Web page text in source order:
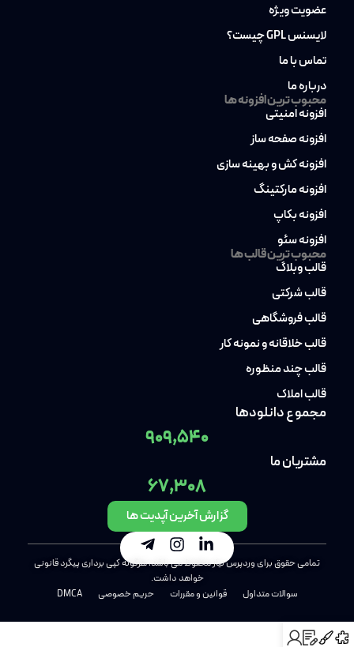
عضویت ویژه
لایسنس GPL چیست؟
تماس با ما
درباره ما
محبوب ترین افزونه ها
افزونه امنیتی
افزونه صفحه ساز
افزونه کش و بهینه سازی
افزونه مارکتینگ
افزونه بکاپ
افزونه سئو
محبوب ترین قالب ها
قالب وبلاگ
قالب شرکتی
قالب فروشگاهی
قالب خلاقانه و نمونه کار
قالب چند منظوره
قالب املاک
مجموع دانلودها
909,540
مشتریان ما
67,308
گزارش آخرین آپدیت ها
تمامی حقوق برای وردپرس نیاز محفوظ می باشد، هرگونه کپی برداری پیگرد قانونی
خواهد داشت.
سوالات متداول
قوانین و مقررات حریم خصوصی DMCA